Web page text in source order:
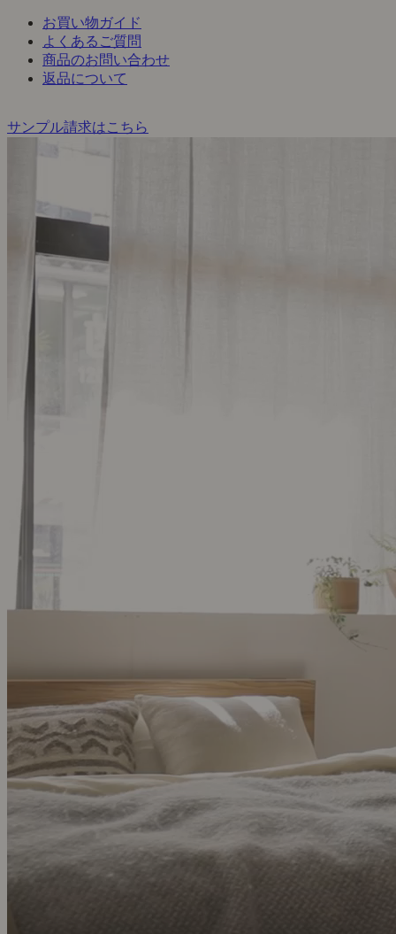
お買い物ガイド
よくあるご質問
商品のお問い合わせ
返品について
サンプル請求はこちら